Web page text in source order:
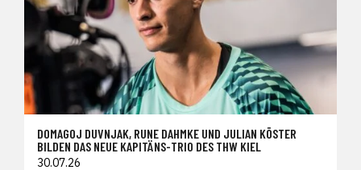
DOMAGOJ DUVNJAK, RUNE DAHMKE UND JULIAN KÖSTER
BILDEN DAS NEUE KAPITÄNS-TRIO DES THW KIEL
30.07.26